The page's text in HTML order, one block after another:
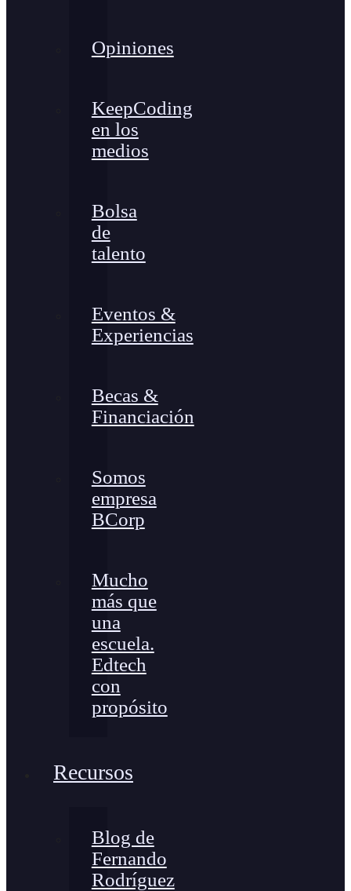
Opiniones
KeepCoding
en los
medios
Bolsa
de
talento
Eventos &
Experiencias
Becas &
Financiación
Somos
empresa
BCorp
Mucho
más que
una
escuela.
Edtech
con
propósito
Recursos
Blog de
Fernando
Rodríguez